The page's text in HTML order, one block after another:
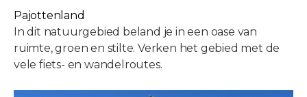
Pajottenland
In dit natuurgebied beland je in een oase van
ruimte, groen en stilte. Verken het gebied met de
vele fiets- en wandelroutes.